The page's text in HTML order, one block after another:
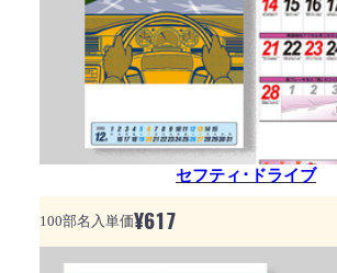
セフティ･ドライブ
100部名入単価¥617